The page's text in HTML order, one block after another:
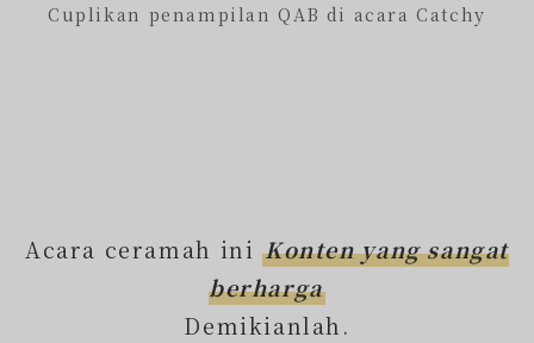
Cuplikan penampilan QAB di acara Catchy
Acara ceramah ini Konten yang sangat
berharga
Demikianlah.